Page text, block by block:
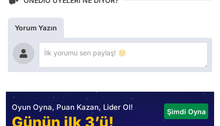
Yorum Yazın
Oyun Oyna, Puan Kazan, Lider Ol!
Günün ilk 3’ü!
Şimdi Oyna